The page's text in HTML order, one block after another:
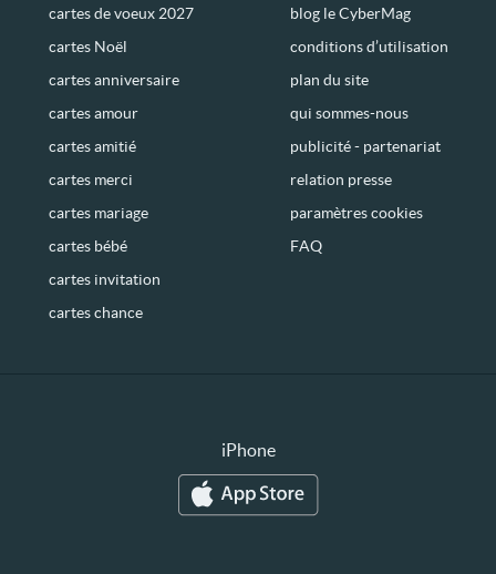
cartes de voeux 2027
cartes Noël
cartes anniversaire
cartes amour
cartes amitié
cartes merci
cartes mariage
cartes bébé
cartes invitation
cartes chance
blog le CyberMag
conditions d’utilisation
plan du site
qui sommes-nous
publicité - partenariat
relation presse
paramètres cookies
FAQ
iPhone